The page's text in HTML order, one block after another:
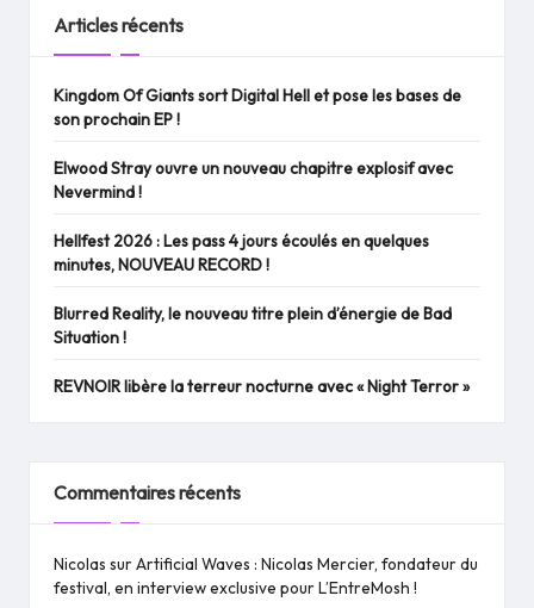
Articles récents
Kingdom Of Giants sort Digital Hell et pose les bases de
son prochain EP !
Elwood Stray ouvre un nouveau chapitre explosif avec
Nevermind !
Hellfest 2026 : Les pass 4 jours écoulés en quelques
minutes, NOUVEAU RECORD !
Blurred Reality, le nouveau titre plein d’énergie de Bad
Situation !
REVNOIR libère la terreur nocturne avec « Night Terror »
Commentaires récents
Nicolas surArtificial Waves : Nicolas Mercier, fondateur du
festival, en interview exclusive pour L’EntreMosh !